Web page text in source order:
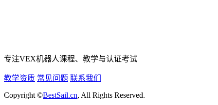
专注VEX机器人课程、教学与认证考试
教学资质 常见问题 联系我们
Copyright ©BestSail.cn, All Rights Reserved.